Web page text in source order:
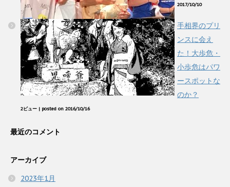
2017/10/10
手相界のプリ
ンスに会え
た！大歩危・
小歩危はパワ
ースポットな
のか？
2ビュー | posted on 2016/10/16
最近のコメント
アーカイブ
2023年1月